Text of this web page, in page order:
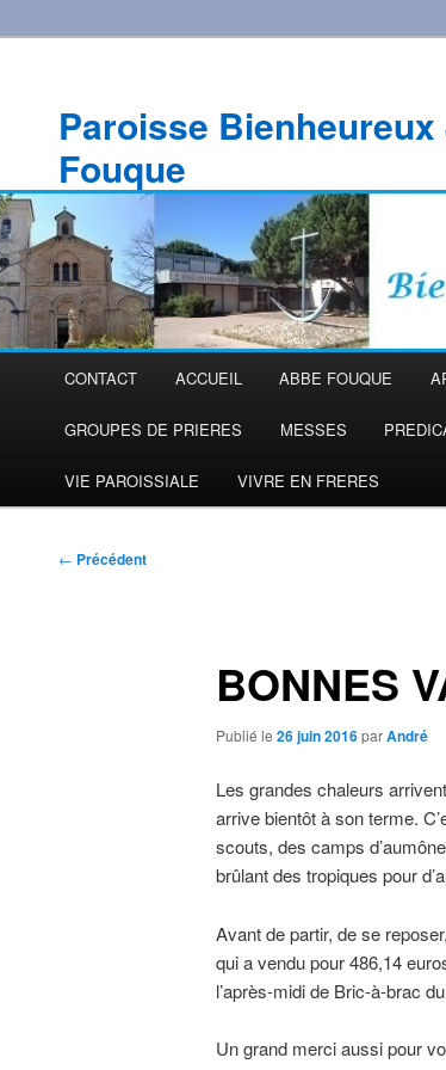
Paroisse
Fouque
CONTACT ACCUEIL ABBE FOUQUE
GROUPES DE PRIERES MESSES
VIE PAROISSIALE VIVRE EN FRERES
Navigation
← Précédent
BONNES
Publié le 26 juin 2016parAndré
Les grandes chaleurs
arrive bientôt à son terme.
scouts, des camps
brûlant des tropiques pour
Avant de partir, de se
qui a vendu pour 486,14
l’après-midi de Bric-à-brac
Un grand merci aussi pour